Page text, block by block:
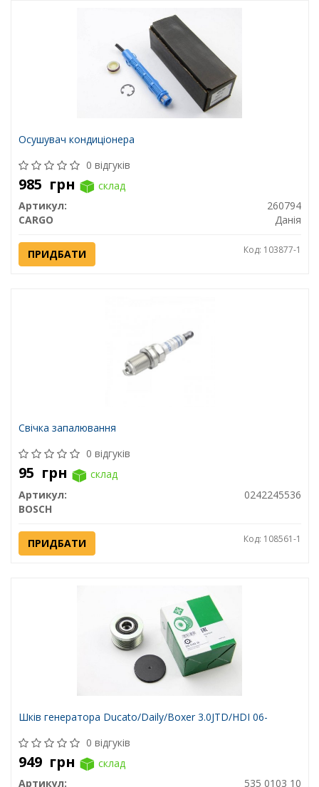
Осушувач кондиціонера
0 відгуків
985 грн
склад
Артикул:
260794
CARGO
Данія
ПРИДБАТИ Код: 103877-1
Свічка запалювання
0 відгуків
95 грн
склад
Артикул:
0242245536
BOSCH
ПРИДБАТИ Код: 108561-1
Шків генератора Ducato/Daily/Boxer 3.0JTD/HDI 06-
0 відгуків
949 грн
склад
Артикул:
535 0103 10